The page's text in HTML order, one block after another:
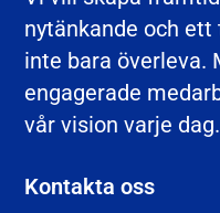
nytänkande och
inte bara överleva.
engagerade
vår vision varje dag.
Kontakta oss